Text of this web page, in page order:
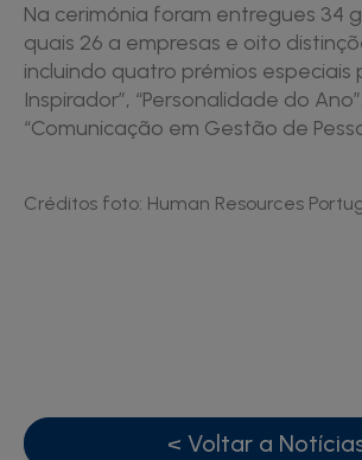
Na cerimónia foram entregues 34
quais 26 a empresas e oito
incluindo quatro prémios especiais
Inspirador”, “Personalidade do
“Comunicação em Gestão de
Créditos foto: Human Resources
< Voltar a